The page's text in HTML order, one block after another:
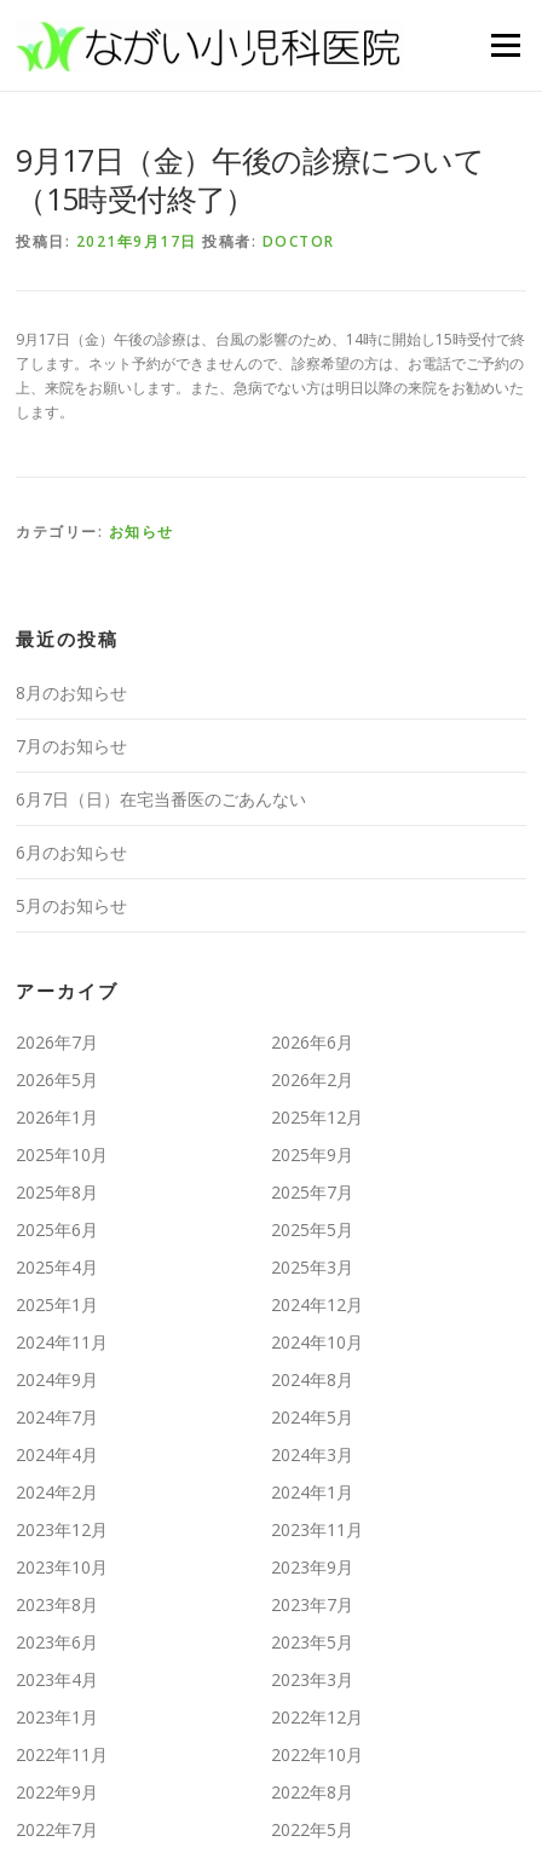
メニュー
9月17日（金）午後の診療について
（15時受付終了）
投稿日: 2021年9月17日 投稿者: DOCTOR
9月17日（金）午後の診療は、台風の影響のため、14時に開始し15時受付で終
了します。ネット予約ができませんので、診察希望の方は、お電話でご予約の
上、来院をお願いします。また、急病でない方は明日以降の来院をお勧めいた
します。
カテゴリー: お知らせ
最近の投稿
8月のお知らせ
7月のお知らせ
6月7日（日）在宅当番医のごあんない
6月のお知らせ
5月のお知らせ
アーカイブ
2026年7月
2026年6月
2026年5月
2026年2月
2026年1月
2025年12月
2025年10月
2025年9月
2025年8月
2025年7月
2025年6月
2025年5月
2025年4月
2025年3月
2025年1月
2024年12月
2024年11月
2024年10月
2024年9月
2024年8月
2024年7月
2024年5月
2024年4月
2024年3月
2024年2月
2024年1月
2023年12月
2023年11月
2023年10月
2023年9月
2023年8月
2023年7月
2023年6月
2023年5月
2023年4月
2023年3月
2023年1月
2022年12月
2022年11月
2022年10月
2022年9月
2022年8月
2022年7月
2022年5月